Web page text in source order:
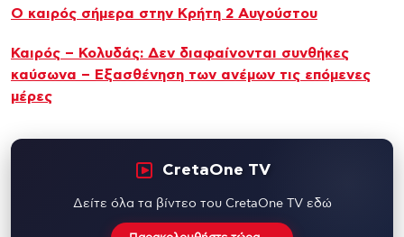
Ο καιρός σήμερα στην Κρήτη 2 Αυγούστου
Καιρός – Κολυδάς: Δεν διαφαίνονται συνθήκες
καύσωνα – Εξασθένηση των ανέμων τις επόμενες
μέρες
CretaOne TV
Δείτε όλα τα βίντεο του CretaOne TV εδώ